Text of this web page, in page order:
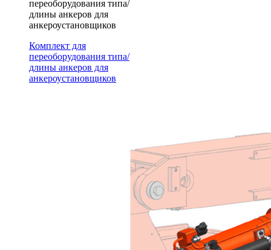
переоборудования типа/
длины анкеров для
анкероустановщиков
Комплект для
переоборудования типа/
длины анкеров для
анкероустановщиков